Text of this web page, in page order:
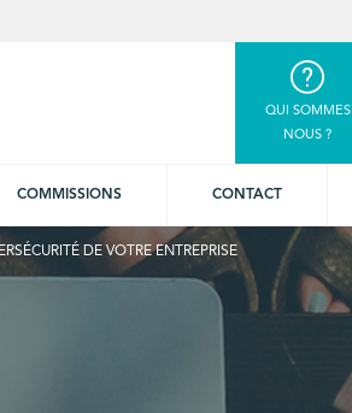
QUI SOMMES
NOUS ?
COMMISSIONS CONTACT
DE VOTRE ENTREPRISE